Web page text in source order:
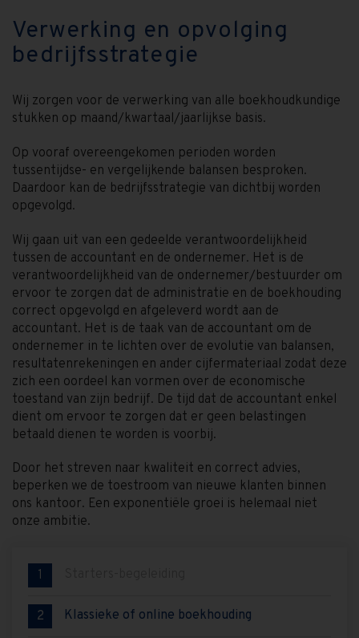
Verwerking en opvolging
bedrijfsstrategie
Wij zorgen voor de verwerking van alle boekhoudkundige
stukken op maand/kwartaal/jaarlijkse basis.
Op vooraf overeengekomen perioden worden
tussentijdse- en vergelijkende balansen besproken.
Daardoor kan de bedrijfsstrategie van dichtbij worden
opgevolgd.
Wij gaan uit van een gedeelde verantwoordelijkheid
tussen de accountant en de ondernemer. Het is de
verantwoordelijkheid van de ondernemer/bestuurder om
ervoor te zorgen dat de administratie en de boekhouding
correct opgevolgd en afgeleverd wordt aan de
accountant. Het is de taak van de accountant om de
ondernemer in te lichten over de evolutie van balansen,
resultatenrekeningen en ander cijfermateriaal zodat deze
zich een oordeel kan vormen over de economische
toestand van zijn bedrijf. De tijd dat de accountant enkel
dient om ervoor te zorgen dat er geen belastingen
betaald dienen te worden is voorbij.
Door het streven naar kwaliteit en correct advies,
beperken we de toestroom van nieuwe klanten binnen
ons kantoor. Een exponentiële groei is helemaal niet
onze ambitie.
1
2 Klassieke of online boekhouding